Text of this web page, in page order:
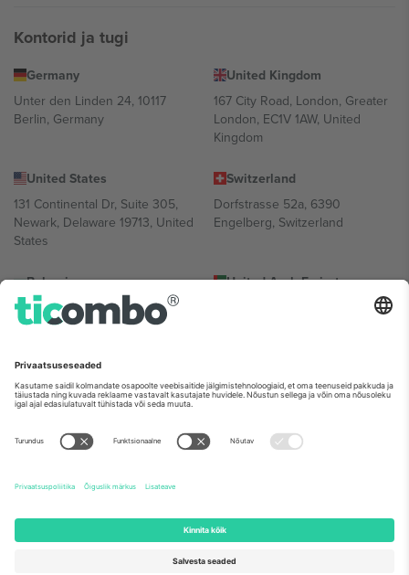
Kontorid ja tugi
Germany
Unter den Linden 24, 10117
Berlin, Germany
United Kingdom
167 City Road, London, Greater
London, EC1V 1AW, United
Kingdom
United States
131 Continental Dr, Suite 305,
Newark, Delaware 19713, United
States
Switzerland
Dorfstrasse 52a, 6390
Engelberg, Switzerland
Bulgaria
Regus Sofia City West, bul
Totleben 53-55, 1606 Sofia,
United Arab Emirates
UAE Dubai Silicon Oasis, DDP
Mexico
Av Chapultepec 360, Roma
Norte, Cuauhtémoc, 06700
Ciudad de México, CDMX,
sündmusest ja/või domeenist. Detailide jaoks vaata konkreetse
sündmuse lehte, impressumit ja tingimusi.,
2026 Ticombo. Kõik õigused kaitstud.